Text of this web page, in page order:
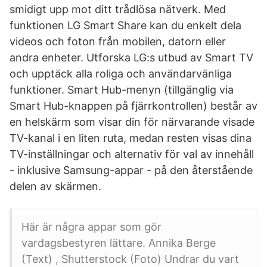
smidigt upp mot ditt trådlösa nätverk. Med
funktionen LG Smart Share kan du enkelt dela
videos och foton från mobilen, datorn eller
andra enheter. Utforska LG:s utbud av Smart TV
och upptäck alla roliga och användarvänliga
funktioner. Smart Hub-menyn (tillgänglig via
Smart Hub-knappen på fjärrkontrollen) består av
en helskärm som visar din för närvarande visade
TV-kanal i en liten ruta, medan resten visas dina
TV-inställningar och alternativ för val av innehåll
- inklusive Samsung-appar - på den återstående
delen av skärmen.
Här är några appar som gör
vardagsbestyren lättare. Annika Berge
(Text) , Shutterstock (Foto) Undrar du vart